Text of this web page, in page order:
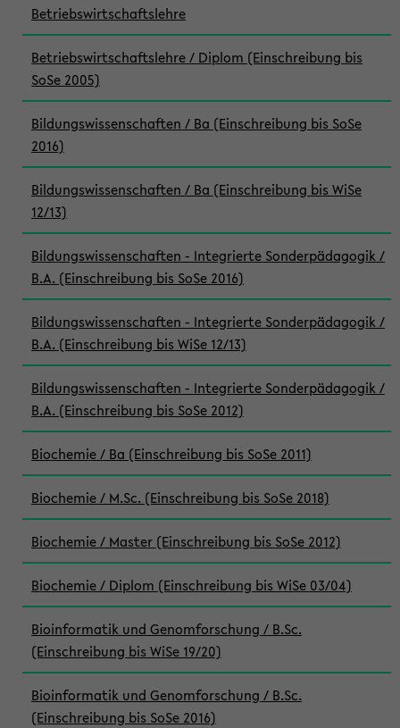
Betriebswirtschaftslehre
Betriebswirtschaftslehre / Diplom (Einschreibung bis
SoSe 2005)
Bildungswissenschaften / Ba (Einschreibung bis SoSe
2016)
Bildungswissenschaften / Ba (Einschreibung bis WiSe
12/13)
Bildungswissenschaften - Integrierte Sonderpädagogik /
B.A. (Einschreibung bis SoSe 2016)
Bildungswissenschaften - Integrierte Sonderpädagogik /
B.A. (Einschreibung bis WiSe 12/13)
Bildungswissenschaften - Integrierte Sonderpädagogik /
B.A. (Einschreibung bis SoSe 2012)
Biochemie / Ba (Einschreibung bis SoSe 2011)
Biochemie / M.Sc. (Einschreibung bis SoSe 2018)
Biochemie / Master (Einschreibung bis SoSe 2012)
Biochemie / Diplom (Einschreibung bis WiSe 03/04)
Bioinformatik und Genomforschung / B.Sc.
(Einschreibung bis WiSe 19/20)
Bioinformatik und Genomforschung / B.Sc.
(Einschreibung bis SoSe 2016)